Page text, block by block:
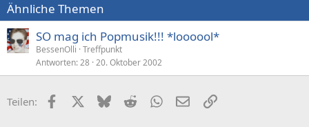
Ähnliche Themen
SO mag ich Popmusik!!! *loooool*
BessenOlli Treffpunkt
Antworten 28 20. Oktober 2002
Teilen: FacebookX (Twitter)
BlueskyRedditWhatsApp
E-MailLink